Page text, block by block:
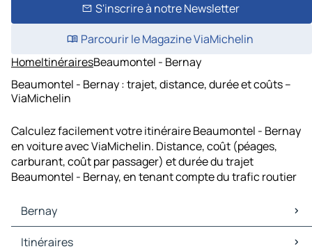
S'inscrire à notre Newsletter
Parcourir le Magazine ViaMichelin
HomeItinérairesBeaumontel - Bernay
Beaumontel - Bernay : trajet, distance, durée et coûts –
ViaMichelin
Calculez facilement votre itinéraire Beaumontel - Bernay
en voiture avec ViaMichelin. Distance, coût (péages,
carburant, coût par passager) et durée du trajet
Beaumontel - Bernay, en tenant compte du trafic routier
Bernay
Bernay Cartes et plans
Itinéraires